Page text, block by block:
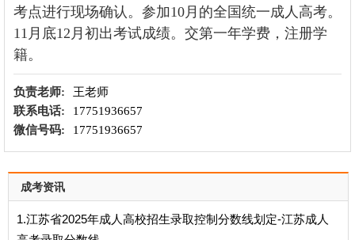
考点进行现场确认。参加10月的全国统一成人高考。
11月底12月初出考试成绩。交第一年学费，注册学
籍。
负责老师:
王老师
联系电话:
17751936657
微信号码:
17751936657
成考资讯
1.江苏省2025年成人高校招生录取控制分数线划定-江苏成人